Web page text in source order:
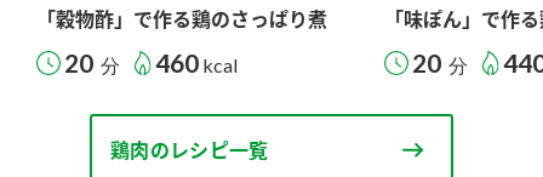
「穀物酢」で作る鶏のさっぱり煮
20 分 460 kcal
「味ぽん」で作
20 分
鶏肉のレシピ一覧